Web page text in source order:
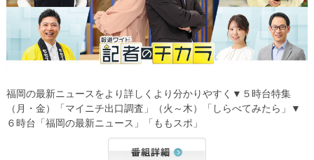
福岡の最新ニュースをより詳しくより分かりやすく▼５時台特集
（月・金）「マイニチ出口調査」（火～木）「しらべてみたら」▼
６時台「福岡の最新ニュース」「ももスポ」